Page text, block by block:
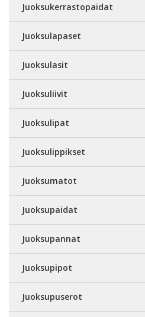
Juoksukerrastopaidat
Juoksulapaset
Juoksulasit
Juoksuliivit
Juoksulipat
Juoksulippikset
Juoksumatot
Juoksupaidat
Juoksupannat
Juoksupipot
Juoksupuserot